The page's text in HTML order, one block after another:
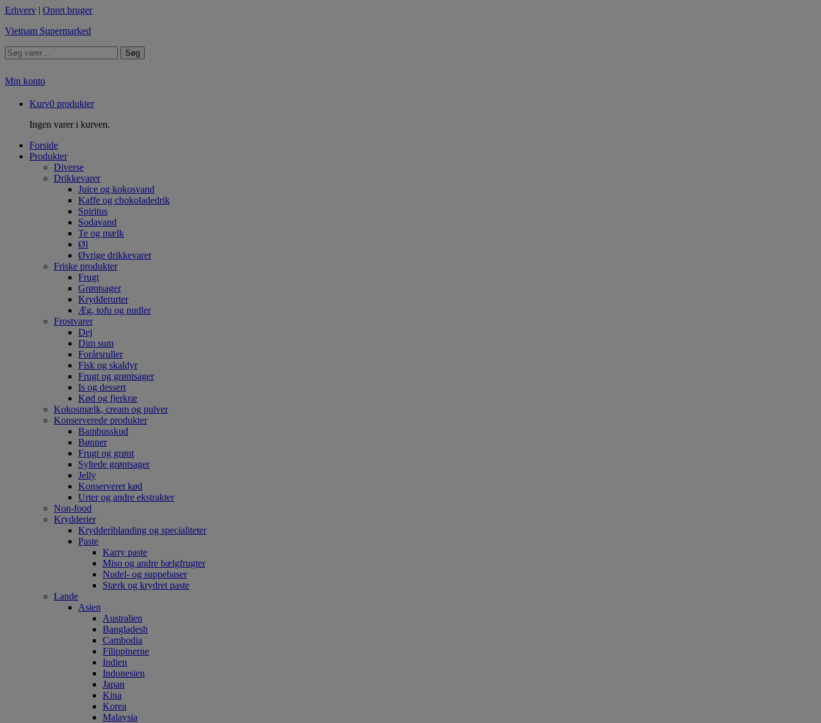
Erhverv | Opret bruger
Vietnam Supermarked
Søg
Min konto
Kurv0 produkter
Ingen varer i kurven.
Forside
Produkter
Diverse
Drikkevarer
Juice og kokosvand
Kaffe og chokoladedrik
Spiritus
Sodavand
Te og mælk
Øl
Øvrige drikkevarer
Friske produkter
Frugt
Grøntsager
Krydderurter
Æg, tofu og nudler
Frostvarer
Dej
Dim sum
Forårsruller
Fisk og skaldyr
Frugt og grøntsager
Is og dessert
Kød og fjerkræ
Kokosmælk, cream og pulver
Konserverede produkter
Bambusskud
Bønner
Frugt og grønt
Syltede grøntsager
Jelly
Konserveret kød
Urter og andre ekstrakter
Non-food
Krydderier
Krydderiblanding og specialiteter
Paste
Karry paste
Miso og andre bælgfrugter
Nudel- og suppebaser
Stærk og krydret paste
Lande
Asien
Australien
Bangladesh
Cambodia
Filippinerne
Indien
Indonesien
Japan
Kina
Korea
Malaysia